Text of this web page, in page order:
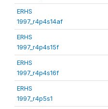
ERHS
1997_r4p4s14af
ERHS
1997_r4p4s15f
ERHS
1997_r4p4s16f
ERHS
1997_r4p5s1